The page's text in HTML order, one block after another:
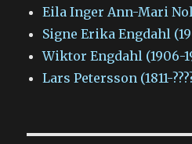
Eila Inger Ann-Mari
Signe Erika Engdahl
Wiktor Engdahl (1906-
Lars Petersson (1811-